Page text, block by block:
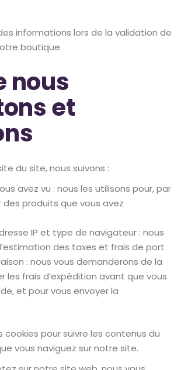
informations lors de la validation de
boutique.
nous
et
du site, nous suivons :
avez vu : nous les utilisons pour, par
produits que vous avez
IP et type de navigateur : nous
des taxes et frais de port
: nous vous demanderons de la
les frais d’expédition avant que vous
et pour vous envoyer la
cookies pour suivre les contenus du
vous naviguez sur notre site.